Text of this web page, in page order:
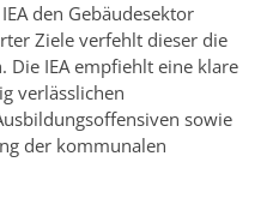
den Gebäudesektor
Ziele verfehlt dieser die
Die IEA empfiehlt eine klare
verlässlichen
sowie
der kommunalen